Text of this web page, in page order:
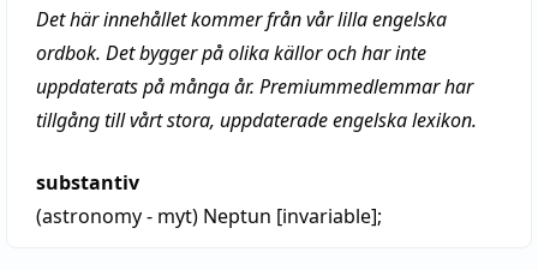
Det här innehållet kommer från vår lilla engelska
ordbok. Det bygger på olika källor och har inte
uppdaterats på många år. Premiummedlemmar har
tillgång till vårt stora, uppdaterade engelska lexikon.
substantiv
(astronomy - myt) Neptun [invariable];